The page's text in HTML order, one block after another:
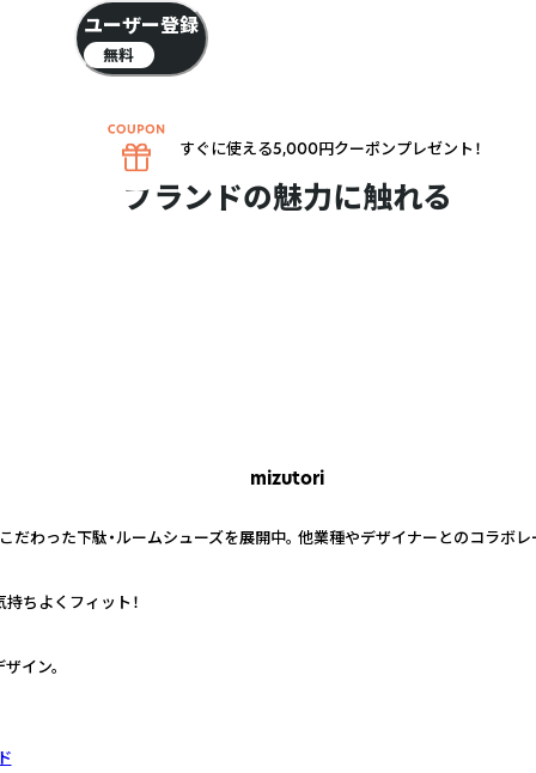
ブランドの魅力に触れる
mizutori
だわった下駄・ルームシューズを展開中。 他業種やデザイナーとのコラボ
ちよくフィット！
イン。
ユーザー登録
無料
すぐに使える5,000円クーポンプレゼント！